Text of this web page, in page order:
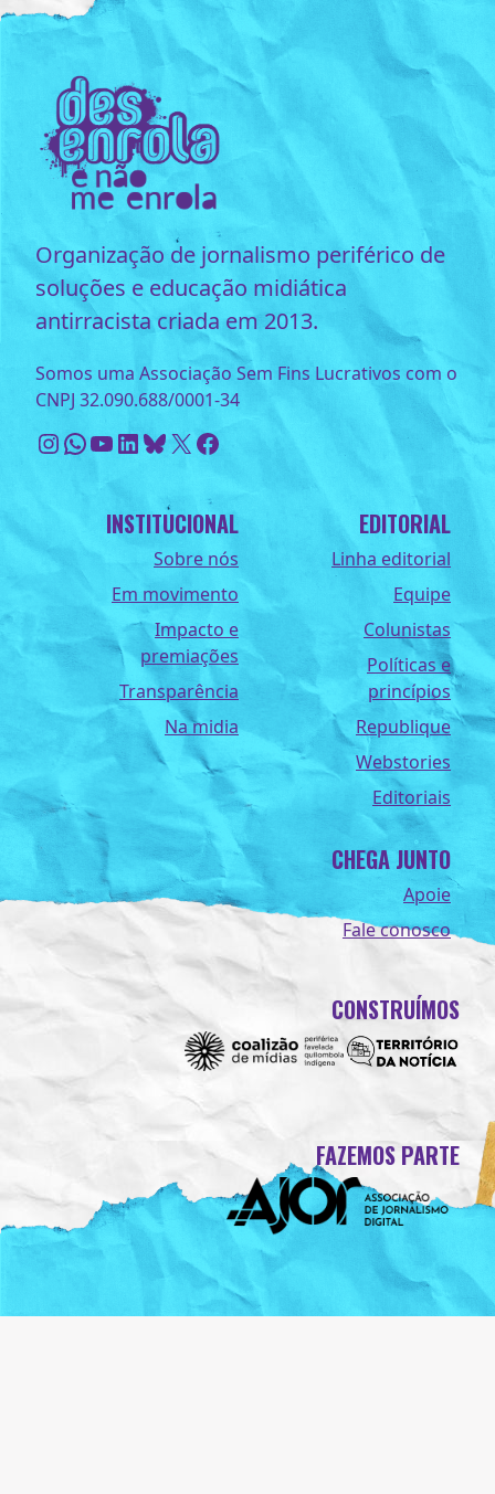
Organização de jornalismo periférico de
soluções e educação midiática
antirracista criada em 2013.
Somos uma Associação Sem Fins Lucrativos com o
CNPJ 32.090.688/0001-34
Instagram
WhatsApp
Youtube
LinkedIn
Bluesky
X Facebook
INSTITUCIONAL
Sobre nós
Em movimento
Impacto e
premiações
Transparência
Na midia
EDITORIAL
Linha editorial
Equipe
Colunistas
Políticas e
princípios
Republique
Webstories
Editoriais
CHEGA JUNTO
Apoie
Fale conosco
CONSTRUÍMOS
FAZEMOS PARTE